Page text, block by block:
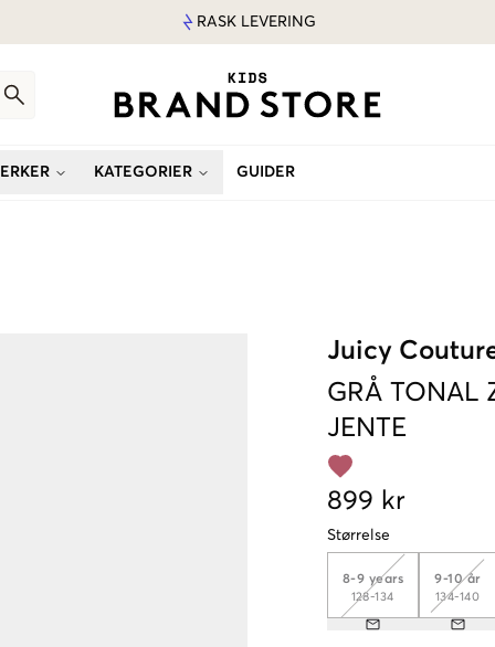
RASK LEVERING
KATEGORIER GUIDER
Juicy
GRÅ TONAL
JENTE
899 kr
Størrelse
8-9 years
128-134
9-10 år
134-140